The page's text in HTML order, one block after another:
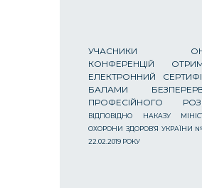
УЧАСНИКИ
КОНФЕРЕНЦІЙ
ЕЛЕКТРОННИЙ
БАЛАМИ
ПРОФЕСІЙНОГО
ВІДПОВІДНО НАКАЗУ
ОХОРОНИ ЗДОРОВ’Я УКРАЇНИ
22.02.2019 РОКУ